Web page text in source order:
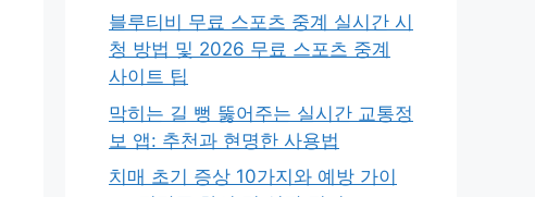
블루티비 무료 스포츠 중계 실시간 시
청 방법 및 2026 무료 스포츠 중계
사이트 팁
막히는 길 뻥 뚫어주는 실시간 교통정
보 앱: 추천과 현명한 사용법
치매 초기 증상 10가지와 예방 가이